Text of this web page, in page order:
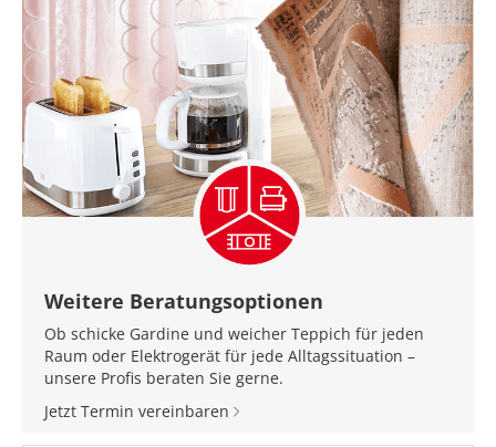
Weitere Beratungsoptionen
Ob schicke Gardine und weicher Teppich für jeden
Raum oder Elektrogerät für jede Alltagssituation –
unsere Profis beraten Sie gerne.
Jetzt Termin vereinbaren